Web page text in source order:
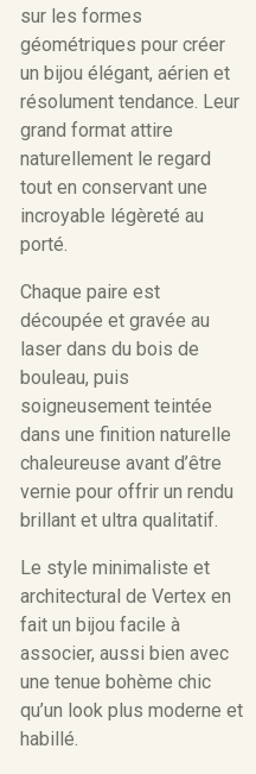
sur les formes
géométriques pour créer
un bijou élégant, aérien et
résolument tendance. Leur
grand format attire
naturellement le regard
tout en conservant une
incroyable légèreté au
porté.
Chaque paire est
découpée et gravée au
laser dans du bois de
bouleau, puis
soigneusement teintée
dans une finition naturelle
chaleureuse avant d’être
vernie pour offrir un rendu
brillant et ultra qualitatif.
Le style minimaliste et
architectural de Vertex en
fait un bijou facile à
associer, aussi bien avec
une tenue bohème chic
qu’un look plus moderne et
habillé.